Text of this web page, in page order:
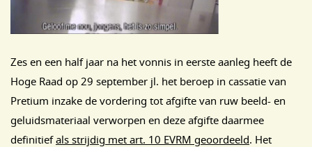
Zes en een half jaar na het vonnis in eerste aanleg heeft de
Hoge Raad op 29 september jl. het beroep in cassatie van
Pretium inzake de vordering tot afgifte van ruw beeld- en
geluidsmateriaal verworpen en deze afgifte daarmee
definitiefals strijdig met art. 10 EVRM geoordeeld. Het